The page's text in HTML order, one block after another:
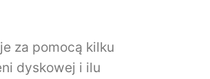
za pomocą kilku
dyskowej i ilu